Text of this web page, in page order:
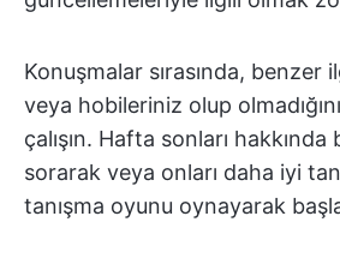
Konuşmalar sırasında, benzer
veya hobileriniz olup
çalışın. Hafta sonları
sorarak veya onları daha iyi
tanışma oyunu oynayarak